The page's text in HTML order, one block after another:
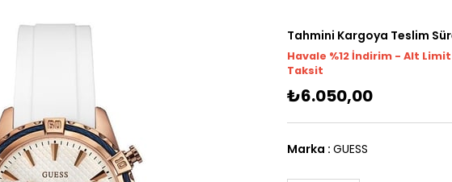
Tahmini Kargoya Teslim
Havale %12 İndirim - Alt Limit
Taksit
₺6.050,00
Marka : GUESS